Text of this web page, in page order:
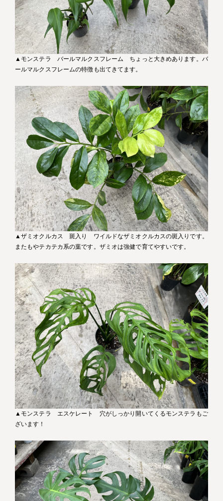
▲モンステラ バールマルクスフレーム ちょっと大きめあります。バ
ールマルクスフレームの特徴も出てきてます。
▲ザミオクルカス 斑入り ワイルドなザミオクルカスの斑入りです。
またもやテカテカ系の葉です。ザミオは強健で育てやすいです。
▲モンステラ エスケレート 穴がしっかり開いてくるモンステラもご
ざいます！